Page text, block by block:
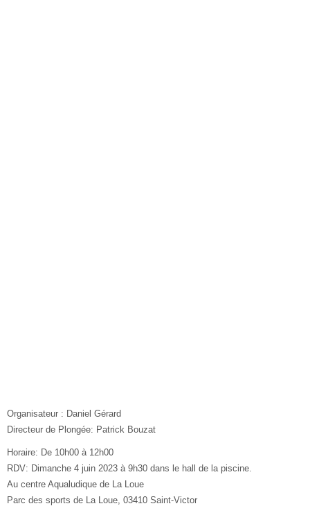
Organisateur : Daniel Gérard
Directeur de Plongée: Patrick Bouzat
Horaire: De 10h00 à 12h00
RDV: Dimanche 4 juin 2023 à 9h30 dans le hall de la piscine.
Au centre Aqualudique de La Loue
Parc des sports de La Loue, 03410 Saint-Victor